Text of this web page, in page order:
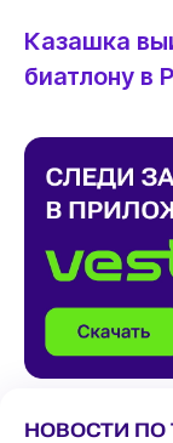
Казашка
биатлону в
НОВОСТИ ПО